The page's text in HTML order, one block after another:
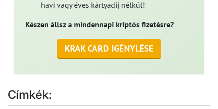
havi vagy éves kártyadíj nélkül!
Készen állsz a mindennapi kriptós fizetésre?
KRAK CARD IGÉNYLÉSE
Címkék: